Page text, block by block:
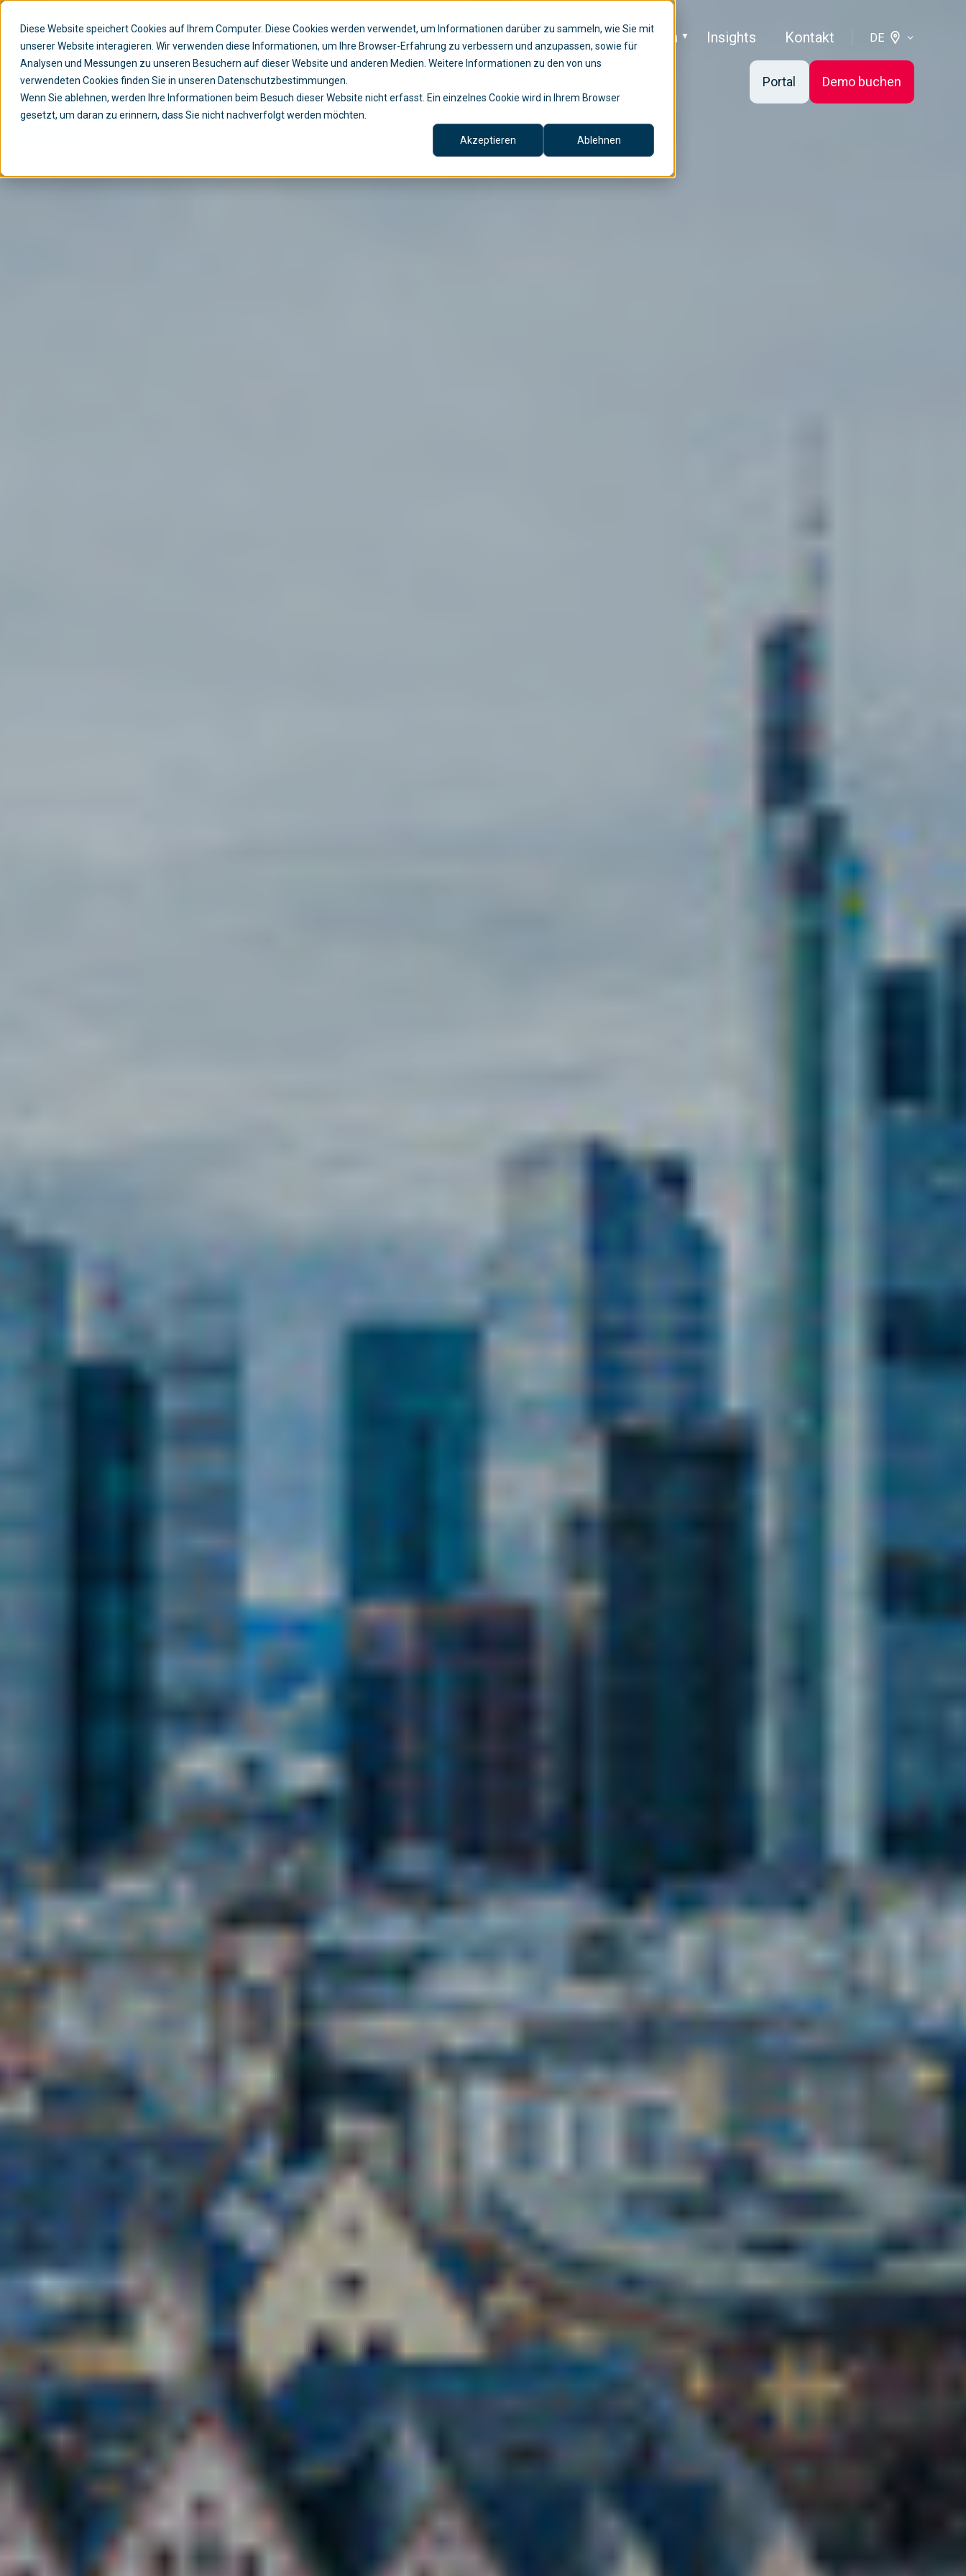
Diese Website speichert Cookies auf Ihrem Computer. Diese Cookies werden verwendet, um Informationen darüber zu sammeln, wie Sie mit
unserer Website interagieren. Wir verwenden diese Informationen, um Ihre Browser-Erfahrung zu verbessern und anzupassen, sowie für
Analysen und Messungen zu unseren Besuchern auf dieser Website und anderen Medien. Weitere Informationen zu den von uns
verwendeten Cookies finden Sie in unseren Datenschutzbestimmungen.
Wenn Sie ablehnen, werden Ihre Informationen beim Besuch dieser Website nicht erfasst. Ein einzelnes Cookie wird in Ihrem Browser
gesetzt, um daran zu erinnern, dass Sie nicht nachverfolgt werden möchten.
Akzeptieren Ablehnen
Lösungen Services Unternehmen Insights Kontakt DE
Portal Demo buchen